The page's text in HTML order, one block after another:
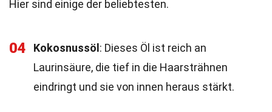
Hier sind einige der beliebtesten.
04 Kokosnussöl : Dieses Öl ist reich an
Laurinsäure, die tief in die Haarsträhnen
eindringt und sie von innen heraus stärkt.